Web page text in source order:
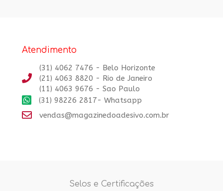
Atendimento
(31) 4062 7476 - Belo Horizonte
(21) 4063 8820 - Rio de Janeiro
(11) 4063 9676 - Sao Paulo
(31) 98226 2817- Whatsapp
vendas@magazinedoadesivo.com.br
Selos e Certificações